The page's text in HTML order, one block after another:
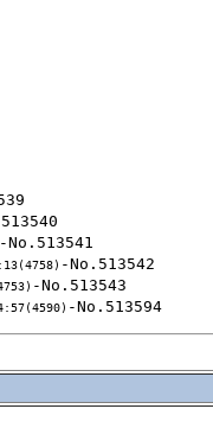
-No.513541
-No.513542
-No.513543